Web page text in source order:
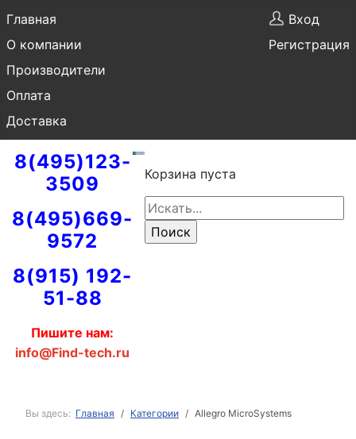
Главная
О компании
Производители
Оплата
Доставка
Вход
Регистрация
8(495)123-
3509
8(495)669-
9572
8(915) 192-
51-88
Пишите нам:
info@Find-tech.ru
Корзина пуста
Вы здесь: Главная Категории Allegro MicroSystems